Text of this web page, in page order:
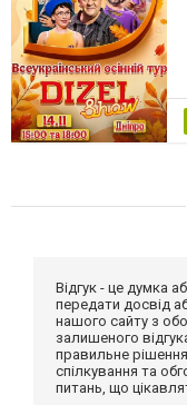
Відгук - це думка
передати досвід
нашого сайту з
залишеного
правильне
спілкування та
питань, що